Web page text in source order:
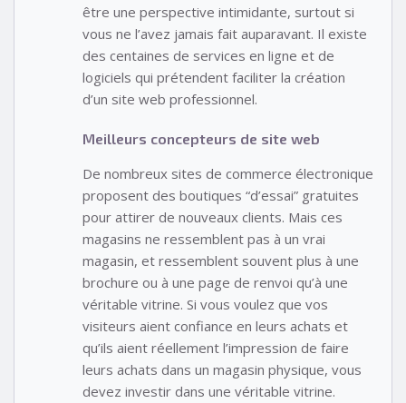
être une perspective intimidante, surtout si
vous ne l’avez jamais fait auparavant. Il existe
des centaines de services en ligne et de
logiciels qui prétendent faciliter la création
d’un site web professionnel.
Meilleurs concepteurs de site web
De nombreux sites de commerce électronique
proposent des boutiques “d’essai” gratuites
pour attirer de nouveaux clients. Mais ces
magasins ne ressemblent pas à un vrai
magasin, et ressemblent souvent plus à une
brochure ou à une page de renvoi qu’à une
véritable vitrine. Si vous voulez que vos
visiteurs aient confiance en leurs achats et
qu’ils aient réellement l’impression de faire
leurs achats dans un magasin physique, vous
devez investir dans une véritable vitrine.